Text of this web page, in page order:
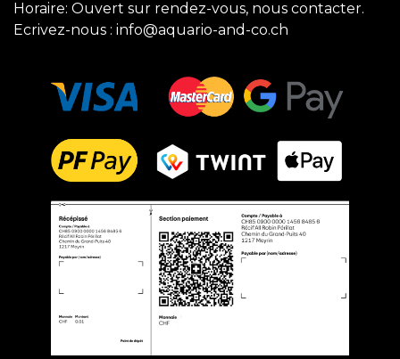
Horaire: Ouvert sur rendez-vous, nous contacter.
Ecrivez-nous : info@aquario-and-co.ch